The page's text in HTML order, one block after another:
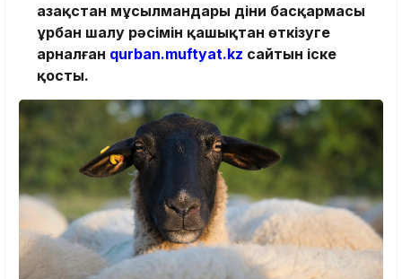
Қазақстан мұсылмандары діни басқармасы
Құрбан шалу рәсімін қашықтан өткізуге
арналған qurban.muftyat.kz сайтын іске
қосты.